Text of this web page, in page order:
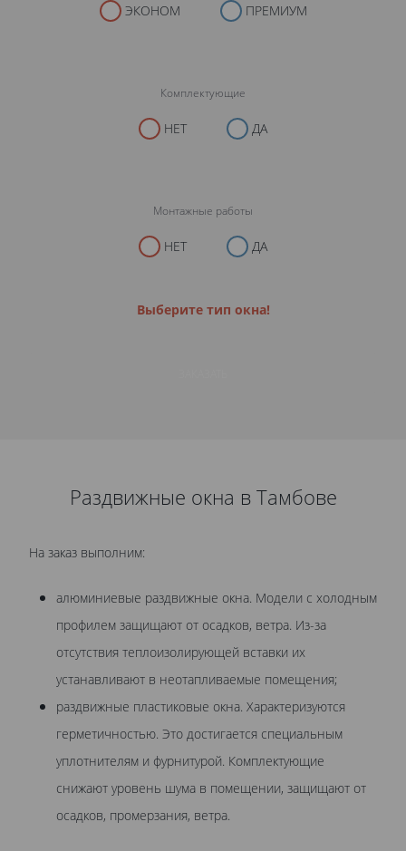
ЭКОНОМ ПРЕМИУМ
Комплектующие
НЕТ ДА
Монтажные работы
НЕТ ДА
Выберите тип окна!
Раздвижные окна в Тамбове
На заказ выполним:
алюминиевые раздвижные окна. Модели с холодным
профилем защищают от осадков, ветра. Из-за
отсутствия теплоизолирующей вставки их
устанавливают в неотапливаемые помещения;
раздвижные пластиковые окна. Характеризуются
герметичностью. Это достигается специальным
уплотнителям и фурнитурой. Комплектующие
снижают уровень шума в помещении, защищают от
осадков, промерзания, ветра.